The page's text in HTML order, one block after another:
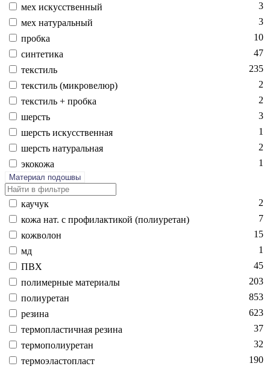
мех ис­кусс­твен­ный
3
мех на­тураль­ный
3
проб­ка
10
син­те­тика
47
текс­тиль
235
текс­тиль (мик­ро­велюр)
2
текс­тиль + проб­ка
2
шерсть
3
шерсть ис­кусс­твен­ная
1
шерсть на­тураль­ная
2
эко­кожа
1
Материал подошвы
ка­учук
2
ко­жа нат. с про­филак­ти­кой (по­ли­уре­тан)
7
кож­во­лон
15
мд
1
ПВХ
45
по­лимер­ные ма­тери­алы
203
по­ли­уре­тан
853
ре­зина
623
тер­моплас­тичная ре­зина
37
тер­мо­поли­уре­тан
32
тер­мо­элас­топласт
190